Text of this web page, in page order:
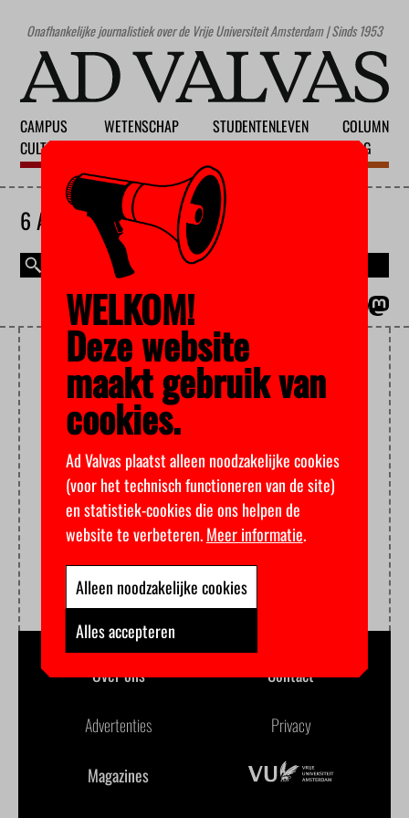
Onafhankelijke journalistiek over de Vrije Universiteit Amsterdam | Sinds 1953
CAMPUS
CULTUUR
WETENSCHAP
STUDENTENLEVEN
COLUMN
BLOG
6 AUGUSTUS 2026
RECHTER
Over ons Contact
Advertenties Privacy
Magazines
WELKOM!
Deze website
maakt gebruik van
cookies.
Ad Valvas plaatst alleen noodzakelijke cookies
(voor het technisch functioneren van de site)
en statistiek-cookies die ons helpen de
website te verbeteren.Meer informatie.
Alleen noodzakelijke cookies
Alles accepteren